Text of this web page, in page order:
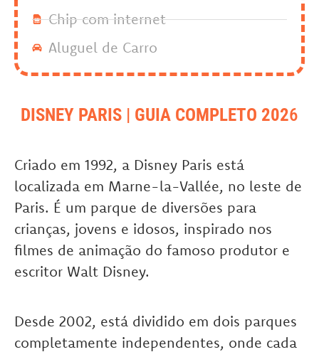
Chip com internet
Aluguel de Carro
DISNEY PARIS | GUIA COMPLETO 2026
Criado em 1992, a Disney Paris está
localizada em Marne-la-Vallée, no leste de
Paris. É um parque de diversões para
crianças, jovens e idosos, inspirado nos
filmes de animação do famoso produtor e
escritor Walt Disney.
Desde 2002, está dividido em dois parques
completamente independentes, onde cada